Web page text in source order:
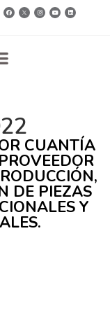
CUANTÍA
DE PIEZAS
Y